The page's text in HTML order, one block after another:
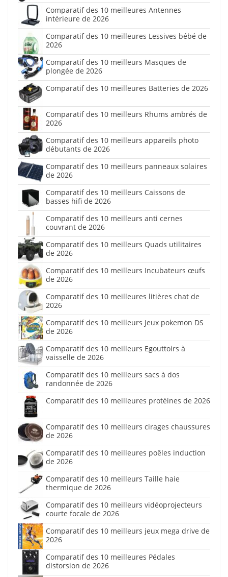
Comparatif des 10 meilleures Antennes
intérieure de 2026
Comparatif des 10 meilleures Lessives bébé de
2026
Comparatif des 10 meilleurs Masques de
plongée de 2026
Comparatif des 10 meilleures Batteries de 2026
Comparatif des 10 meilleurs Rhums ambrés de
2026
Comparatif des 10 meilleurs appareils photo
débutants de 2026
Comparatif des 10 meilleurs panneaux solaires
de 2026
Comparatif des 10 meilleurs Caissons de
basses hifi de 2026
Comparatif des 10 meilleurs anti cernes
couvrant de 2026
Comparatif des 10 meilleurs Quads utilitaires
de 2026
Comparatif des 10 meilleurs Incubateurs œufs
de 2026
Comparatif des 10 meilleures litières chat de
2026
Comparatif des 10 meilleurs Jeux pokemon DS
de 2026
Comparatif des 10 meilleurs Egouttoirs à
vaisselle de 2026
Comparatif des 10 meilleurs sacs à dos
randonnée de 2026
Comparatif des 10 meilleures protéines de 2026
Comparatif des 10 meilleurs cirages chaussures
de 2026
Comparatif des 10 meilleures poêles induction
de 2026
Comparatif des 10 meilleurs Taille haie
thermique de 2026
Comparatif des 10 meilleurs vidéoprojecteurs
courte focale de 2026
Comparatif des 10 meilleurs jeux mega drive de
2026
Comparatif des 10 meilleures Pédales
distorsion de 2026